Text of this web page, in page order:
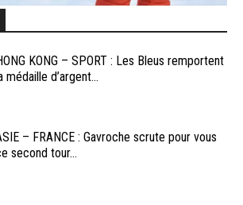
KONG – SPORT : Les Bleus remportent
médaille d’argent...
– FRANCE : Gavroche scrute pour vous
second tour...